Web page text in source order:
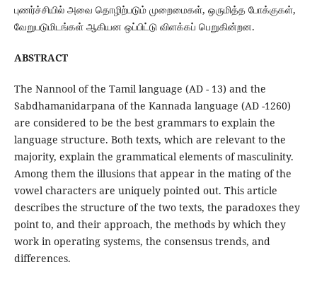
புணர்ச்சியில் அவை தொழிற்படும் முறைமைகள், ஒருமித்த போக்குகள்,
வேறுபடுமிடங்கள் ஆகியன ஒப்பிட்டு விளக்கப் பெறுகின்றன.
ABSTRACT
The Nannool of the Tamil language (AD - 13) and the
Sabdhamanidarpana of the Kannada language (AD -1260)
are considered to be the best grammars to explain the
language structure. Both texts, which are relevant to the
majority, explain the grammatical elements of masculinity.
Among them the illusions that appear in the mating of the
vowel characters are uniquely pointed out. This article
describes the structure of the two texts, the paradoxes they
point to, and their approach, the methods by which they
work in operating systems, the consensus trends, and
differences.